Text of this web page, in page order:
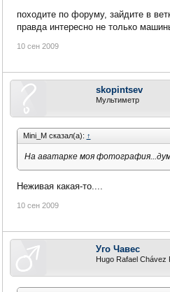
походите по форуму, зайдите в
правда интересно не только
10 сен 2009
skopintsev
Мультиметр
Mini_M сказал(а): ↑
На аватарке моя
Неживая какая-то....
10 сен 2009
Уго Чавес
Hugo Rafael Chávez